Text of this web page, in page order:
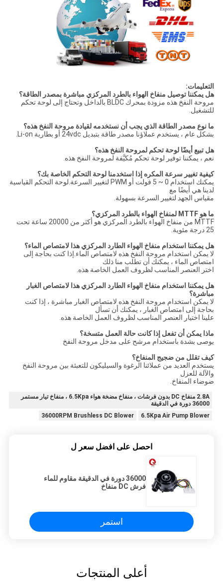
التعليمات:
هل يمكننا توصيل منفاخ الهواء بالطرد المركزي مباشرة بمصدر الطاقة؟
مروحة النفخ هذه مزودة بمحرك BLDC بالداخل وتحتاج إلى لوحة تحكم
للتشغيل.
ما نوع مصدر الطاقة الذي يجب أن نستخدمه لقيادة مروحة النفخ هذه؟
بشكل عام ، يستخدم عملاؤنا مصدر طاقة بتبديل 24vdc أو بطارية Li-on.
هل تبيع أيضًا لوحة تحكم لمروحة النفخ هذه؟
نعم ، يمكننا توفير لوحة تحكم مُكيَّفة لمروحة النفخ هذه.
كيفية تغيير سرعة المكره إذا استخدمنا لوحة التحكم الخاصة بك؟
يمكنك استخدام 0 ~ 5 فولت أو PWM لتغيير السرعة.لوحة التحكم القياسية
لدينا هي أيضًا مع
مقياس الجهد لتغيير السرعة بسهولة.
ما هو MTTF لمنفاخ الهواء بالطرد المركزي؟
MTTF من منفاخ الهواء بالطرد المركزي هو أكثر من 20000 ساعة تحت
25 درجة مئوية.
هل يمكننا استخدام منفاخ الهواء الطارد المركزي هذا لامتصاص الماء؟
لا يمكن استخدام مروحة النفخ هذه لامتصاص الماء.إذا كنت بحاجة إلى
امتصاص الماء ، يمكنك أن تطلب منا ذلك
اختر العنصر المناسب لظروف العمل الخاصة هذه.
هل يمكننا استخدام منفاخ الهواء الطارد المركزي هذا لامتصاص الغبار
مباشرة؟
لا يمكن استخدام مروحة النفخ هذه لامتصاص الغبار مباشرة ، إذا كنت
بحاجة إلى امتصاص الغبار ، يمكنك أن تسأل
علينا اختيار العنصر المناسب لظروف العمل الخاصة هذه.
ماذا يمكن أن تفعل إذا كانت حالة العمل متسخة؟
يوصى بشدة باستخدام مرشح على مدخل مروحة النفخ
كيف تقلل من ضجيج المنفاخ؟
يستخدم العديد من عملائنا الرغوة والسيليكون للتعبئة بين مروحة النفخ
والآلة للعزل
ضوضاء المنفاخ.
2.8A منفاخ DC بدون فرشات ، منفاخ مضخة هواء 6.5Kpa ، منفاخ تيار مستمر
36000 دورة في الدقيقة
6.5Kpa Air Pump Blower
36000RPM Brushless DC Blower
احصل على افضل سعر ل
36000 دورة في الدقيقة مقاوم للماء
فرش DC منفاخ
استمر
أعلى المنتجات